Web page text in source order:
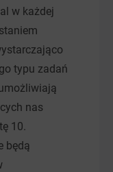
w każdej
typu zadań
nas
10.
będą